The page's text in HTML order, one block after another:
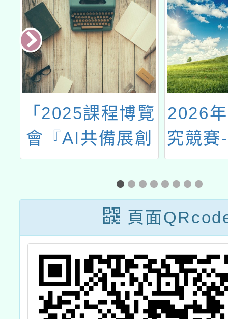
「2025課程博覽
會『AI共備展創
新自主學習領未
來』」實施計畫
2026
究競賽
就懂
頁面